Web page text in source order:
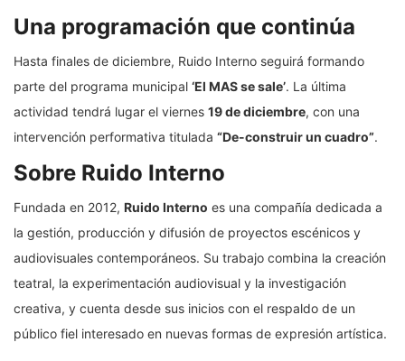
Una programación que continúa
Hasta finales de diciembre, Ruido Interno seguirá formando
parte del programa municipal ‘El MAS se sale’. La última
actividad tendrá lugar el viernes 19 de diciembre, con una
intervención performativa titulada “De-construir un cuadro”.
Sobre Ruido Interno
Fundada en 2012, Ruido Interno es una compañía dedicada a
la gestión, producción y difusión de proyectos escénicos y
audiovisuales contemporáneos. Su trabajo combina la creación
teatral, la experimentación audiovisual y la investigación
creativa, y cuenta desde sus inicios con el respaldo de un
público fiel interesado en nuevas formas de expresión artística.